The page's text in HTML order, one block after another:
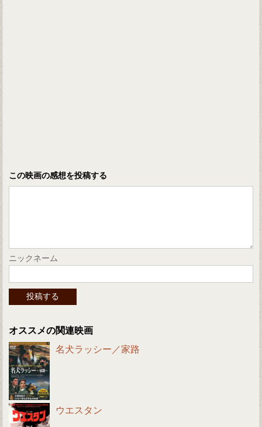
この映画の感想を投稿する
ニックネーム
オススメの関連映画
名犬ラッシー／家路
ウエスタン